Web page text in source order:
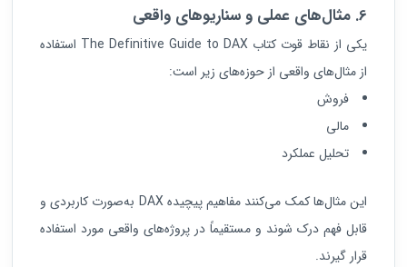
6. مثال‌های عملی و سناریوهای واقعی
یکی از نقاط قوت کتاب The Definitive Guide to DAX استفاده
از مثال‌های واقعی از حوزه‌های زیر است:
فروش
مالی
تحلیل عملکرد
این مثال‌ها کمک می‌کنند مفاهیم پیچیده DAX به‌صورت کاربردی و
قابل فهم درک شوند و مستقیماً در پروژه‌های واقعی مورد استفاده
قرار گیرند.